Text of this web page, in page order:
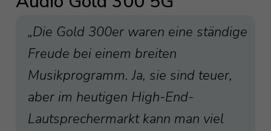
„Die Gold 300er waren eine ständige
Freude bei einem breiten
Musikprogramm. Ja, sie sind teuer,
aber im heutigen High-End-
Lautsprechermarkt kann man viel